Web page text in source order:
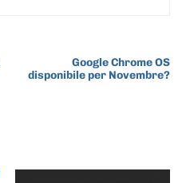
Google Chrome OS
disponibile per Novembre?